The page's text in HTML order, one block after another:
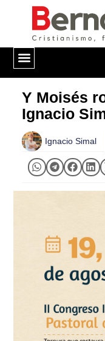
Y Moisés
Ignacio
Ignacio Simal